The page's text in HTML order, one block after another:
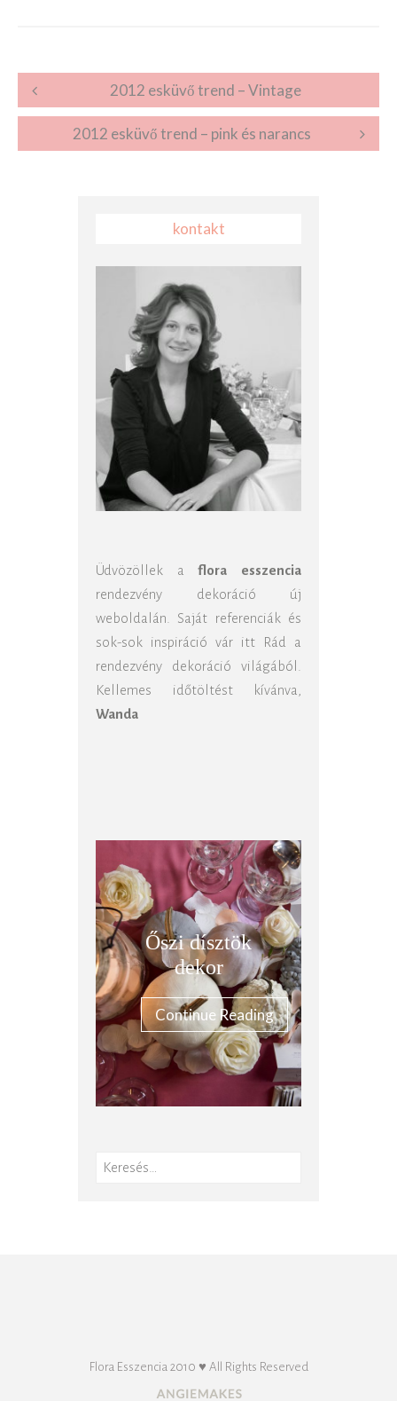
Post navigation2012 esküvő trend – Vintage
2012 esküvő trend – pink és narancs
kontakt
Üdvözöllek aflora esszencia
rendezvény dekoráció új
weboldalán. Saját referenciák és
sok-sok inspiráció vár itt Rád a
rendezvény dekoráció világából.
Kellemes időtöltést kívánva,
Wanda
Őszi dísztök
dekor
Continue Reading
Keresés:
Flora Esszencia 2010 ♥ All Rights Reserved